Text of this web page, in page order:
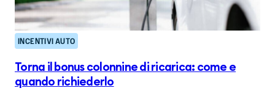
INCENTIVI AUTO
Torna il bonus colonnine di ricarica: come e
quando richiederlo